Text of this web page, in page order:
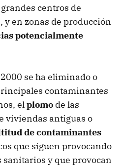
centros de
y en zonas de producción
potencialmente
se ha eliminado o
contaminantes
elplomo de las
viviendas antiguas o
de contaminantes
que siguen provocando
y que provocan